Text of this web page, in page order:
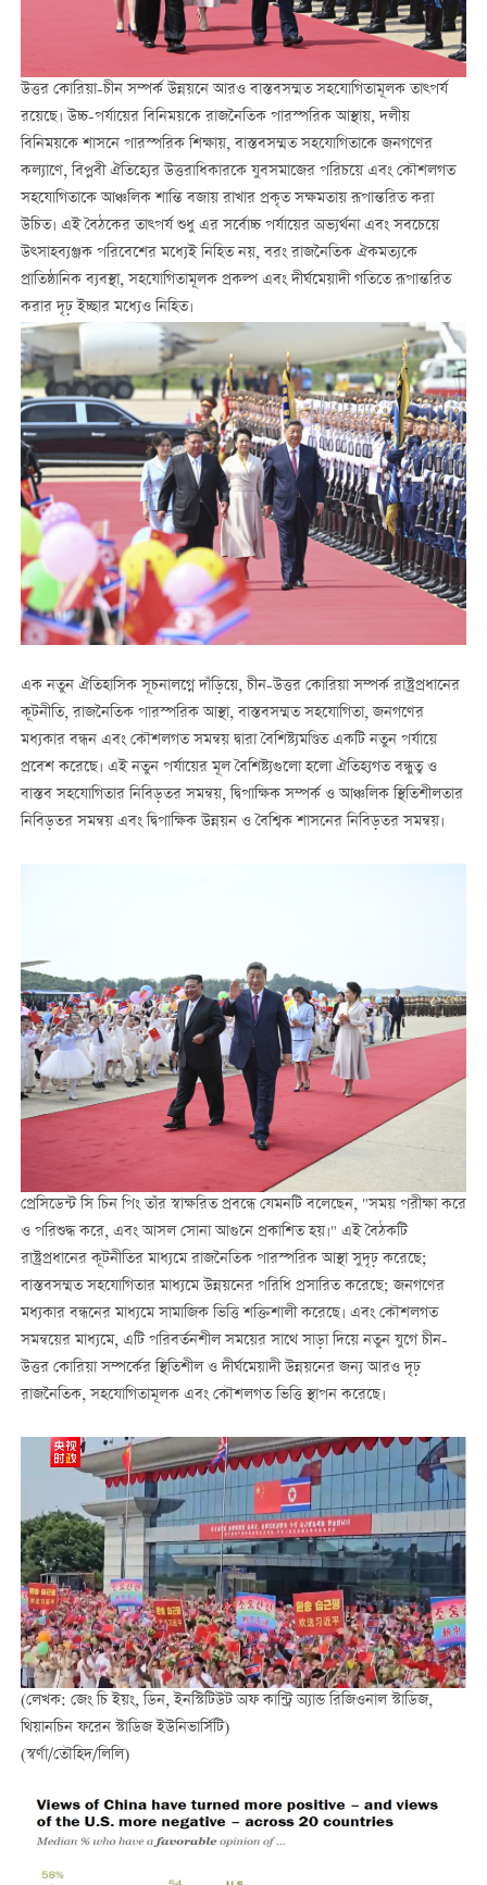
উত্তর কোরিয়া-চীন সম্পর্ক উন্নয়নে আরও বাস্তবসম্মত সহযোগিতামূলক তাত্পর্য
রয়েছে। উচ্চ-পর্যায়ের বিনিময়কে রাজনৈতিক পারস্পরিক আস্থায়, দলীয়
বিনিময়কে শাসনে পারস্পরিক শিক্ষায়, বাস্তবসম্মত সহযোগিতাকে জনগণের
কল্যাণে, বিপ্লবী ঐতিহ্যের উত্তরাধিকারকে যুবসমাজের পরিচয়ে এবং কৌশলগত
সহযোগিতাকে আঞ্চলিক শান্তি বজায় রাখার প্রকৃত সক্ষমতায় রূপান্তরিত করা
উচিত। এই বৈঠকের তাত্পর্য শুধু এর সর্বোচ্চ পর্যায়ের অভ্যর্থনা এবং সবচেয়ে
উত্সাহব্যঞ্জক পরিবেশের মধ্যেই নিহিত নয়, বরং রাজনৈতিক ঐকমত্যকে
প্রাতিষ্ঠানিক ব্যবস্থা, সহযোগিতামূলক প্রকল্প এবং দীর্ঘমেয়াদী গতিতে রূপান্তরিত
করার দৃঢ় ইচ্ছার মধ্যেও নিহিত।
এক নতুন ঐতিহাসিক সূচনালগ্নে দাঁড়িয়ে, চীন-উত্তর কোরিয়া সম্পর্ক রাষ্ট্রপ্রধানের
কূটনীতি, রাজনৈতিক পারস্পরিক আস্থা, বাস্তবসম্মত সহযোগিতা, জনগণের
মধ্যকার বন্ধন এবং কৌশলগত সমন্বয় দ্বারা বৈশিষ্ট্যমণ্ডিত একটি নতুন পর্যায়ে
প্রবেশ করেছে। এই নতুন পর্যায়ের মূল বৈশিষ্ট্যগুলো হলো ঐতিহ্যগত বন্ধুত্ব ও
বাস্তব সহযোগিতার নিবিড়তর সমন্বয়, দ্বিপাক্ষিক সম্পর্ক ও আঞ্চলিক স্থিতিশীলতার
নিবিড়তর সমন্বয় এবং দ্বিপাক্ষিক উন্নয়ন ও বৈশ্বিক শাসনের নিবিড়তর সমন্বয়।
প্রেসিডেন্ট সি চিন পিং তাঁর স্বাক্ষরিত প্রবন্ধে যেমনটি বলেছেন, "সময় পরীক্ষা করে
ও পরিশুদ্ধ করে, এবং আসল সোনা আগুনে প্রকাশিত হয়।" এই বৈঠকটি
রাষ্ট্রপ্রধানের কূটনীতির মাধ্যমে রাজনৈতিক পারস্পরিক আস্থা সুদৃঢ় করেছে;
বাস্তবসম্মত সহযোগিতার মাধ্যমে উন্নয়নের পরিধি প্রসারিত করেছে; জনগণের
মধ্যকার বন্ধনের মাধ্যমে সামাজিক ভিত্তি শক্তিশালী করেছে। এবং কৌশলগত
সমন্বয়ের মাধ্যমে, এটি পরিবর্তনশীল সময়ের সাথে সাড়া দিয়ে নতুন যুগে চীন-
উত্তর কোরিয়া সম্পর্কের স্থিতিশীল ও দীর্ঘমেয়াদী উন্নয়নের জন্য আরও দৃঢ়
রাজনৈতিক, সহযোগিতামূলক এবং কৌশলগত ভিত্তি স্থাপন করেছে।
(লেখক: জেং চি ইয়ং, ডিন, ইনস্টিটিউট অফ কান্ট্রি অ্যান্ড রিজিওনাল স্টাডিজ,
থিয়ানচিন ফরেন স্টাডিজ ইউনিভার্সিটি)
(স্বর্ণা/তৌহিদ/লিলি)